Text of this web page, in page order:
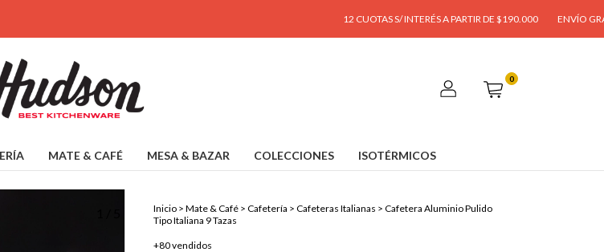
12 CUOTAS S/ INTERÉS A PARTIR DE $190.000 ENVÍO GRATIS A
0
MATE & CAFÉ MESA & BAZAR COLECCIONES ISOTÉRMICOS
Inicio > Mate & Café > Cafetería > Cafeteras Italianas > Cafetera Aluminio Pulido
Tipo Italiana 9 Tazas
+80 vendidos